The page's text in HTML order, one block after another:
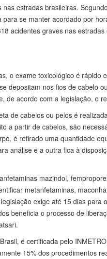
estradas brasileiras.
se manter acordado por
acidentes graves nas
o exame toxicológico é rápido
depositam nos fios de cabelo
de acordo com a legislação, o
de cabelos ou pelos é
a partir de cabelos, são
é retirado uma quantidade
análise e a outra fica à
mazindol,
metanfetaminas,
exige até 15 dias para
beneficia o processo de
é certificada pelo
15% dos procedimentos